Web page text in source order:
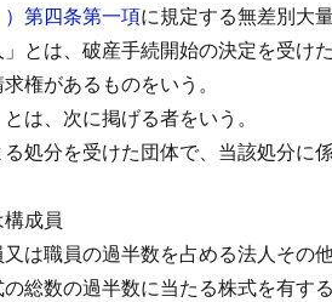
第四条第一項に規定する無差別大
とは、破産手続開始の決定を受
権があるものをいう。
は、次に掲げる者をいう。
処分を受けた団体で、当該処分に
成員
は職員の過半数を占める法人その
総数の過半数に当たる株式を有す